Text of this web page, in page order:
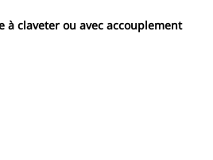
à claveter ou avec accouplement